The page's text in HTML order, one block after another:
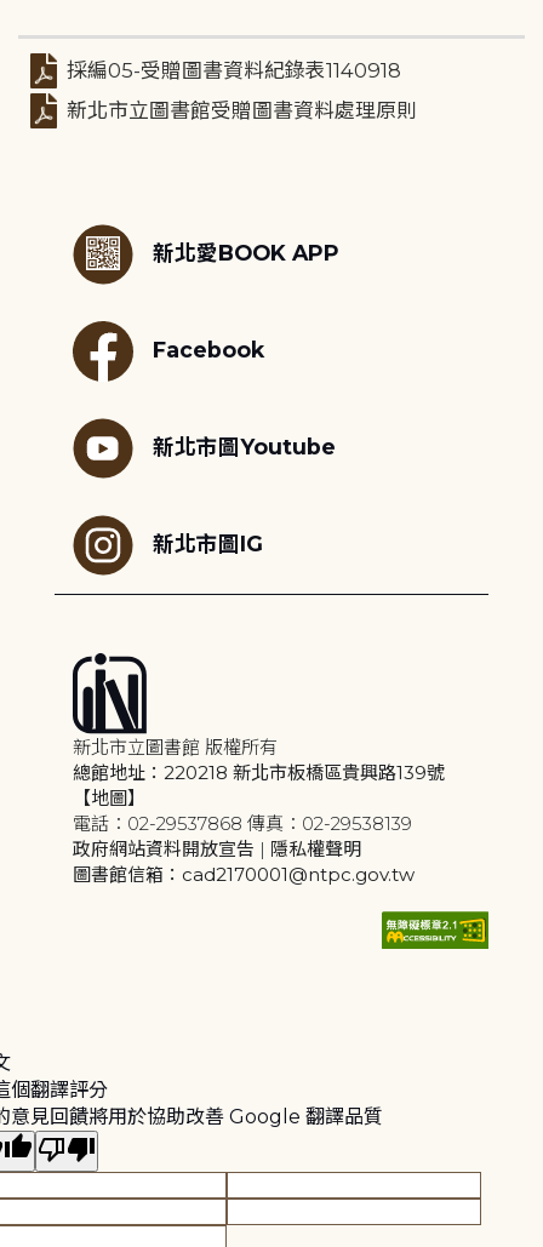
採編05-受贈圖書資料紀錄表1140918
新北市立圖書館受贈圖書資料處理原則
新北愛BOOK APP
Facebook
新北市圖Youtube
新北市圖IG
新北市立圖書館 版權所有
總館地址：220218 新北市板橋區貴興路139號
【地圖】
電話：02-29537868 傳真：02-29538139
政府網站資料開放宣告 | 隱私權聲明
圖書館信箱：cad2170001@ntpc.gov.tw
個翻譯評分
意見回饋將用於協助改善 Google 翻譯品質